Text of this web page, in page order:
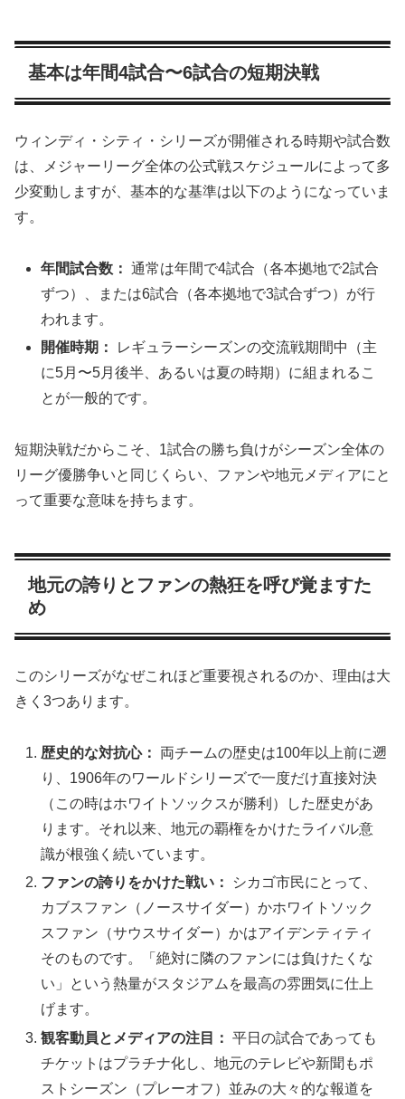
基本は年間4試合〜6試合の短期決戦
ウィンディ・シティ・シリーズが開催される時期や試合数
は、メジャーリーグ全体の公式戦スケジュールによって多
少変動しますが、基本的な基準は以下のようになっていま
す。
年間試合数： 通常は年間で4試合（各本拠地で2試合
ずつ）、または6試合（各本拠地で3試合ずつ）が行
われます。
開催時期：
レギュラーシーズンの交流戦期間中（主
に5月〜5月後半、あるいは夏の時期）に組まれるこ
とが一般的です。
短期決戦だからこそ、1試合の勝ち負けがシーズン全体の
リーグ優勝争いと同じくらい、ファンや地元メディアにと
って重要な意味を持ちます。
地元の誇りとファンの熱狂を呼び覚ますた
め
このシリーズがなぜこれほど重要視されるのか、理由は大
きく3つあります。
歴史的な対抗心：
両チームの歴史は100年以上前に遡
り、1906年のワールドシリーズで一度だけ直接対決
（この時はホワイトソックスが勝利）した歴史があ
ります。それ以来、地元の覇権をかけたライバル意
識が根強く続いています。
ファンの誇りをかけた戦い：
シカゴ市民にとって、
カブスファン（ノースサイダー）かホワイトソック
スファン（サウスサイダー）かはアイデンティティ
そのものです。「絶対に隣のファンには負けたくな
い」という熱量がスタジアムを最高の雰囲気に仕上
げます。
観客動員とメディアの注目： 平日の試合であっても
チケットはプラチナ化し、地元のテレビや新聞もポ
ストシーズン（プレーオフ）並みの大々的な報道を